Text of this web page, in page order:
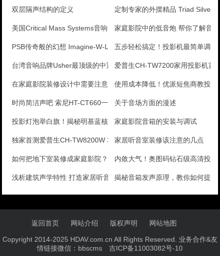
双层隔声结构的定义 定制专家的外摆精品 Triad Silver
美国Critical Mass Systems音响开家庭影院中的低音炮 帮你了解音
PSB传奇般的幻想 Imagine-W-LCR2入墙五步轻松搞定！投影机最简单调试
台湾音响品牌Usher最顶级的中置音箱爱普生CH-TW7200家用投影机首
在家庭影院装修设计中需要注意的问题使用成本降低！优派短焦商教投影
时尚简洁声吧 索尼HT-CT660一体式音箱测评
关于音场方面的漫述
投影灯泡举白旗！揭秘明基蓝核光引擎家庭影院音箱的安装与调试
独家首测爱普生CH-TW8200W 3D投影机家居听音室装修该注意的几点
如何把地下室装修成家庭影院？ 内敛大气！奥图码钻石级高清投影
浅析建筑声学特性 打造家居听音香舍揭秘音箱发声原理，教你如何提升
返回首页 网站介绍 版权声明 网站地图
Copyright 2014-2025 HDAV.com.cn All Rights Reserved. 业务合作&友
情链接微信：bbscms吉ICP备11003082号-10